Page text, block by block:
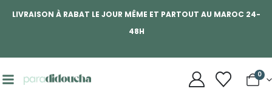
LIVRAISON À RABAT LE JOUR MÊME ET PARTOUT AU MAROC 24-
48H
0